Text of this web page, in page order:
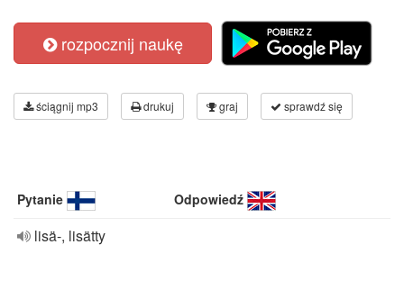
rozpocznij naukę
ściągnij mp3 drukuj graj sprawdź się
Pytanie Odpowiedź
lisä-, lisätty